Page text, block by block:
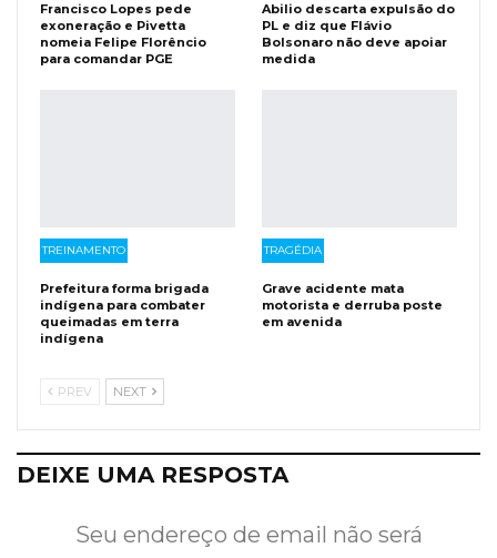
Francisco Lopes pede
exoneração e Pivetta
nomeia Felipe Florêncio
para comandar PGE
Abilio descarta expulsão do
PL e diz que Flávio
Bolsonaro não deve apoiar
medida
TREINAMENTO
Prefeitura forma brigada
indígena para combater
queimadas em terra
indígena
TRAGÉDIA
Grave acidente mata
motorista e derruba poste
em avenida
PREV NEXT
DEIXE UMA RESPOSTA
Seu endereço de email não será